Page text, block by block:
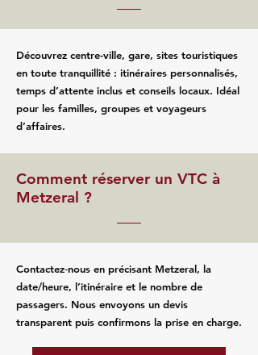
Découvrez centre-ville, gare, sites touristiques
en toute tranquillité : itinéraires personnalisés,
temps d’attente inclus et conseils locaux. Idéal
pour les familles, groupes et voyageurs
d’affaires.
Comment réserver un VTC à
Metzeral ?
Contactez‑nous en précisant Metzeral, la
date/heure, l’itinéraire et le nombre de
passagers. Nous envoyons un devis
transparent puis confirmons la prise en charge.